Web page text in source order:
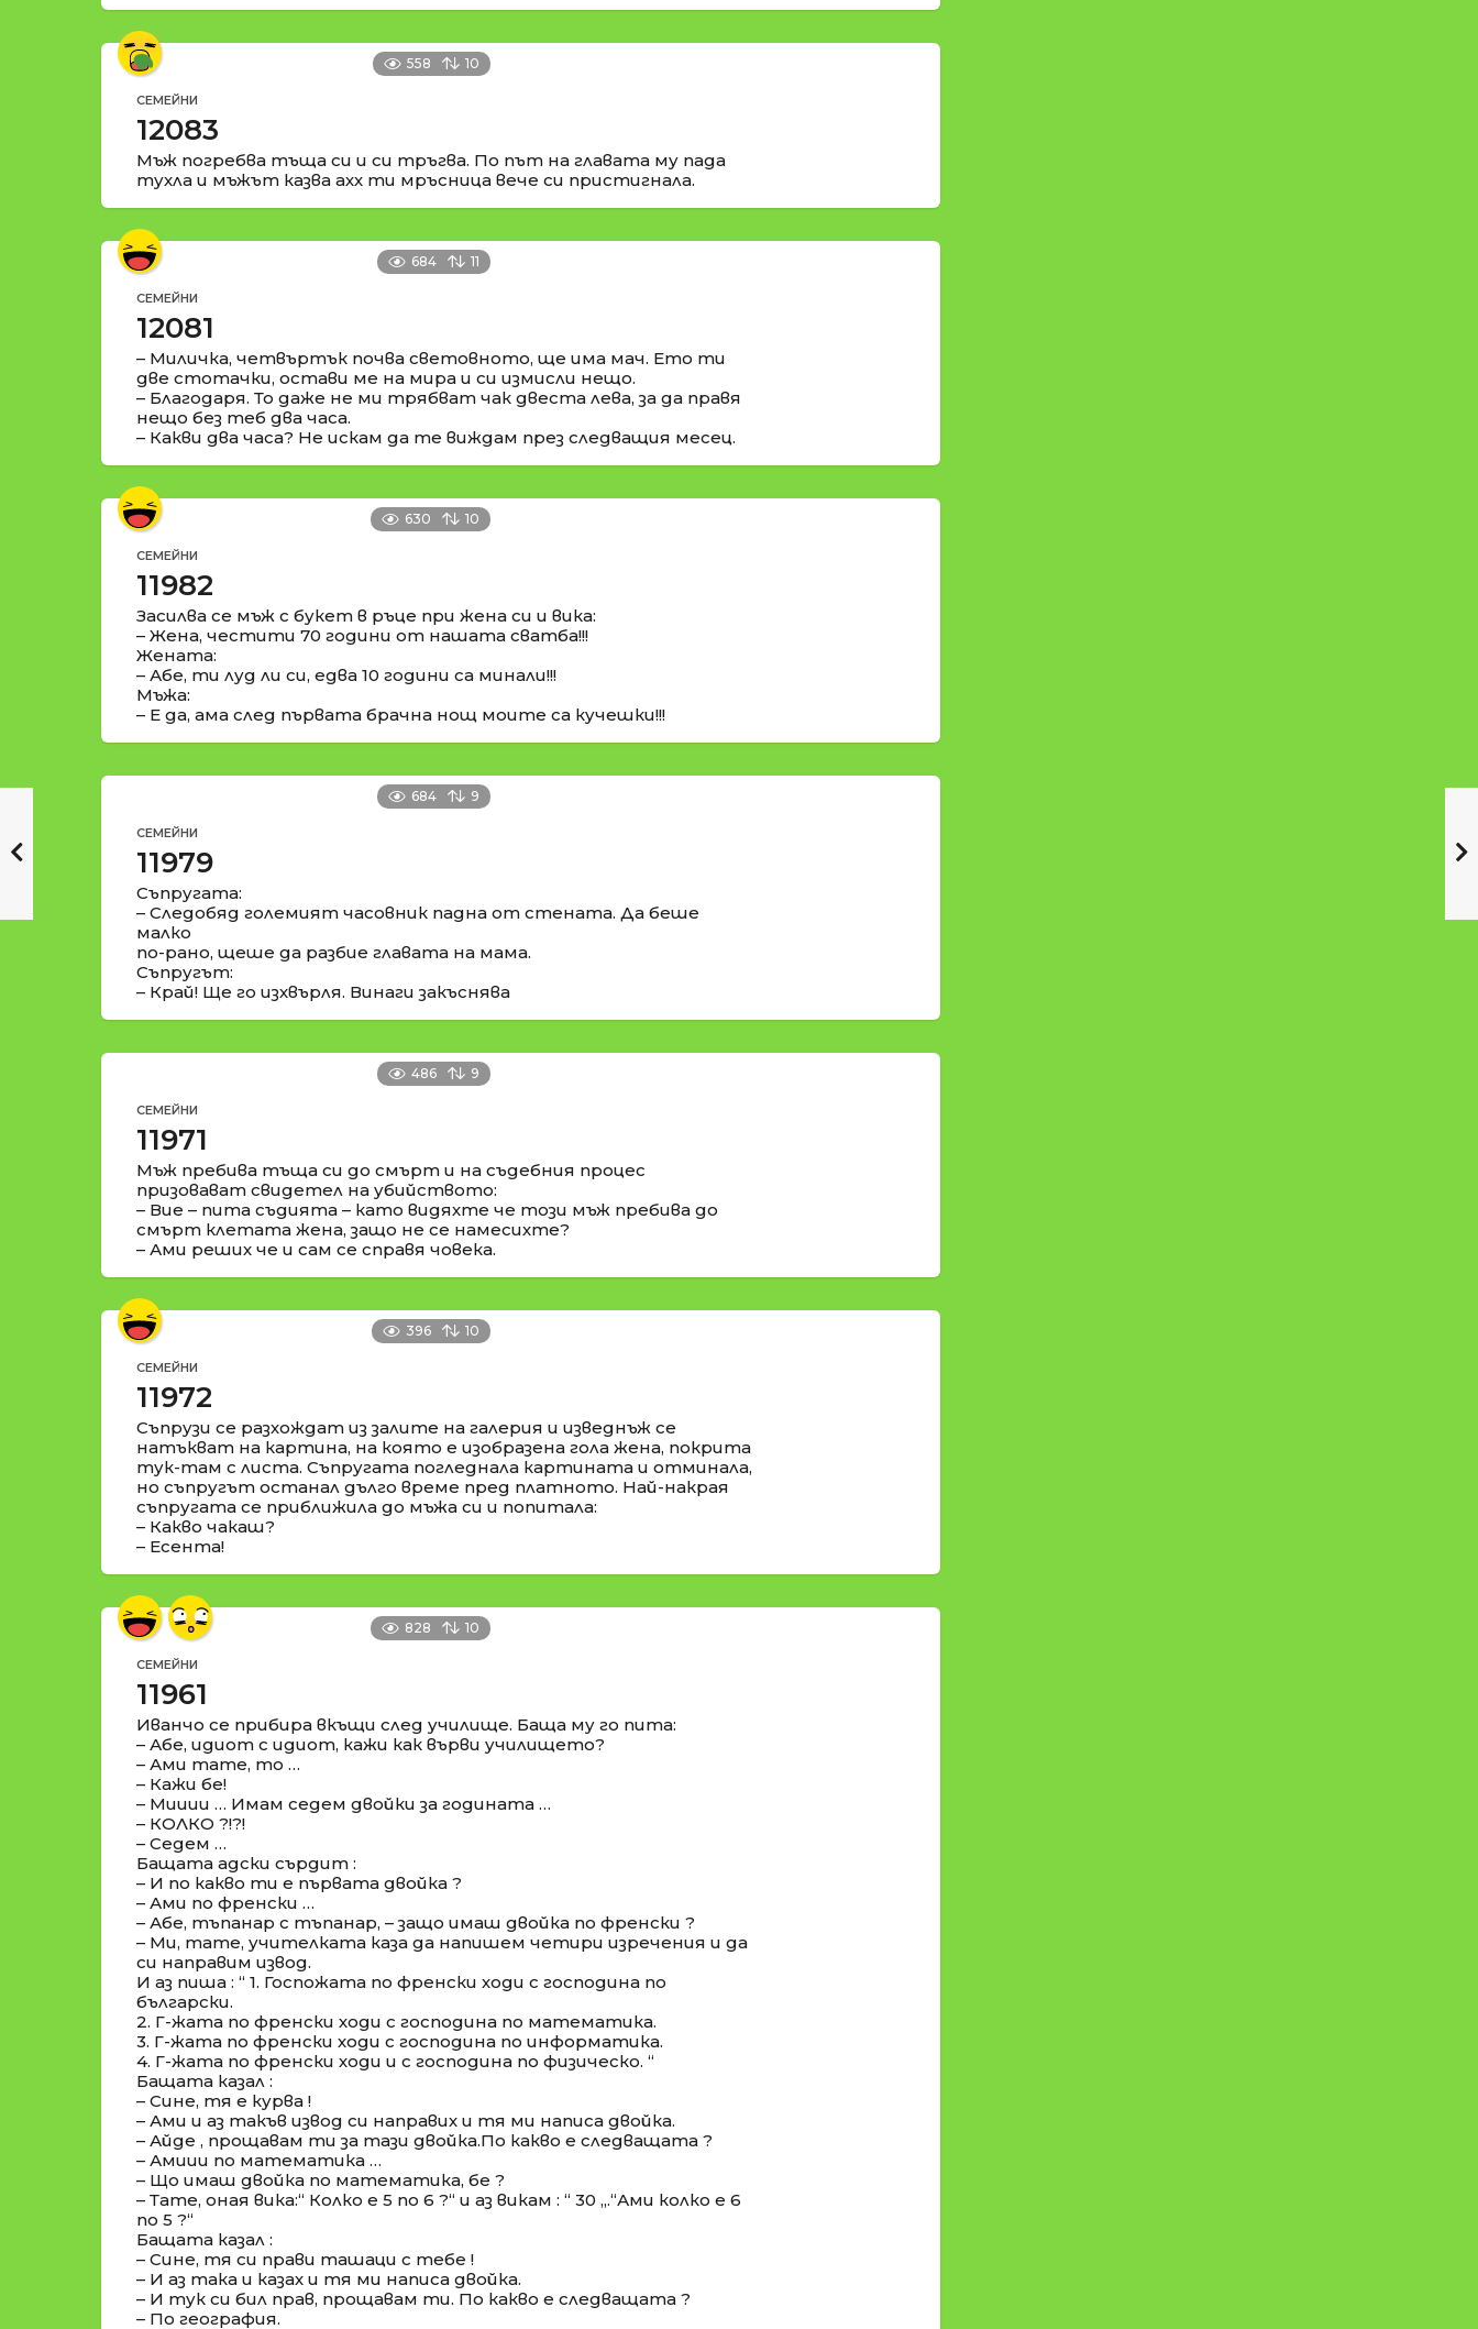
558 10
СЕМЕЙНИ
12083
Мъж погребва тъща си и си тръгва. По път на главата му пада
тухла и мъжът казва ахх ти мръсница вече си пристигнала.
684 11
СЕМЕЙНИ
12081
– Миличка, четвъртък почва световното, ще има мач. Ето ти
две стотачки, остави ме на мира и си измисли нещо.
– Благодаря. То даже не ми трябват чак двеста лева, за да правя
нещо без теб два часа.
– Какви два часа? Не искам да те виждам през следващия месец.
630 10
СЕМЕЙНИ
11982
Засилва се мъж с букет в ръце при жена си и вика:
– Жена, честити 70 години от нашата сватба!!!
Жената:
– Абе, ти луд ли си, едва 10 години са минали!!!
Мъжа:
– Е да, ама след първата брачна нощ моите са кучешки!!!
684 9
СЕМЕЙНИ
11979
Съпругата:
– Следобяд големият часовник падна от стената. Да беше
малко
по-рано, щеше да разбие главата на мама.
Съпругът:
– Край! Ще го изхвърля. Винаги закъснява
486 9
СЕМЕЙНИ
11971
Мъж пребива тъща си до смърт и на съдебния процес
призовават свидетел на убийството:
– Вие – пита съдията – като видяхте че този мъж пребива до
смърт клетата жена, защо не се намесихте?
– Ами реших че и сам се справя човека.
396 10
СЕМЕЙНИ
11972
Съпрузи се разхождат из залите на галерия и изведнъж се
натъкват на картина, на която е изобразена гола жена, покрита
тук-там с листа. Съпругата погледнала картината и отминала,
но съпругът останал дълго време пред платното. Най-накрая
съпругата се приближила до мъжа си и попитала:
– Какво чакаш?
– Есента!
828 10
СЕМЕЙНИ
11961
Иванчо се прибира вкъщи след училище. Баща му го пита:
– Абе, идиот с идиот, кажи как върви училището?
– Ами тате, то …
– Кажи бе!
– Мииии … Имам седем двойки за годината …
– КОЛКО ?!?!
– Седем …
Бащата адски сърдит :
– И по какво ти е първата двойка ?
– Ами по френски …
– Абе, тъпанар с тъпанар, – защо имаш двойка по френски ?
– Ми, тате, учителката каза да напишем четири изречения и да
си направим извод.
И аз пиша : “ 1. Госпожата по френски ходи с господина по
български.
2. Г-жата по френски ходи с господина по математика.
3. Г-жата по френски ходи с господина по информатика.
4. Г-жата по френски ходи и с господина по физическо. “
Бащата казал :
– Сине, тя е курва !
– Ами и аз такъв извод си направих и тя ми написа двойка.
– Айде , прощавам ти за тази двойка.По какво е следващата ?
– Амиии по математика …
– Що имаш двойка по математика, бе ?
– Тате, оная вика:“ Колко е 5 по 6 ?“ и аз викам : “ 30 „.“Ами колко е 6
по 5 ?“
Бащата казал :
– Сине, тя си прави ташаци с тебе !
– И аз така и казах и тя ми написа двойка.
– И тук си бил прав, прощавам ти. По какво е следващата ?
– По география.